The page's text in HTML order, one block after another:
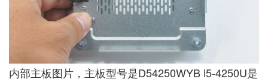
内部主板图片，主板型号是D54250WYB i5-4250U是